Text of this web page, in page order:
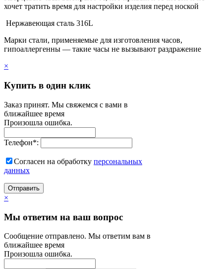
хочет тратить время для настройки изделия перед ноской
Нержавеющая сталь 316L
Марки стали, применяемые для изготовления часов,
гипоаллергенны — такие часы не вызывают раздражение
×
Купить в один клик
Заказ принят. Мы свяжемся с вами в
ближайшее время
Произошла ошибка.
Телефон*:
Согласен на обработку персональныx
данных
Отправить
×
Мы ответим на ваш вопрос
Сообщение отправлено. Мы ответим вам в
ближайшее время
Произошла ошибка.